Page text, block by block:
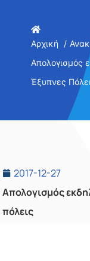
Αρχική
Απολογισμός
Έξυπνες
2017-12-27
Απολογισμός
πόλεις